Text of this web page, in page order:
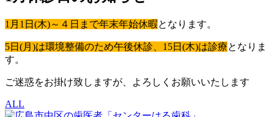
1月1日(木)～４日まで年末年始休暇となります。
5日(月)は環境整備のため午後休診、15日(木)は診療となりま
す。
ご迷惑をお掛け致しますが、よろしくお願いいたします
ALL